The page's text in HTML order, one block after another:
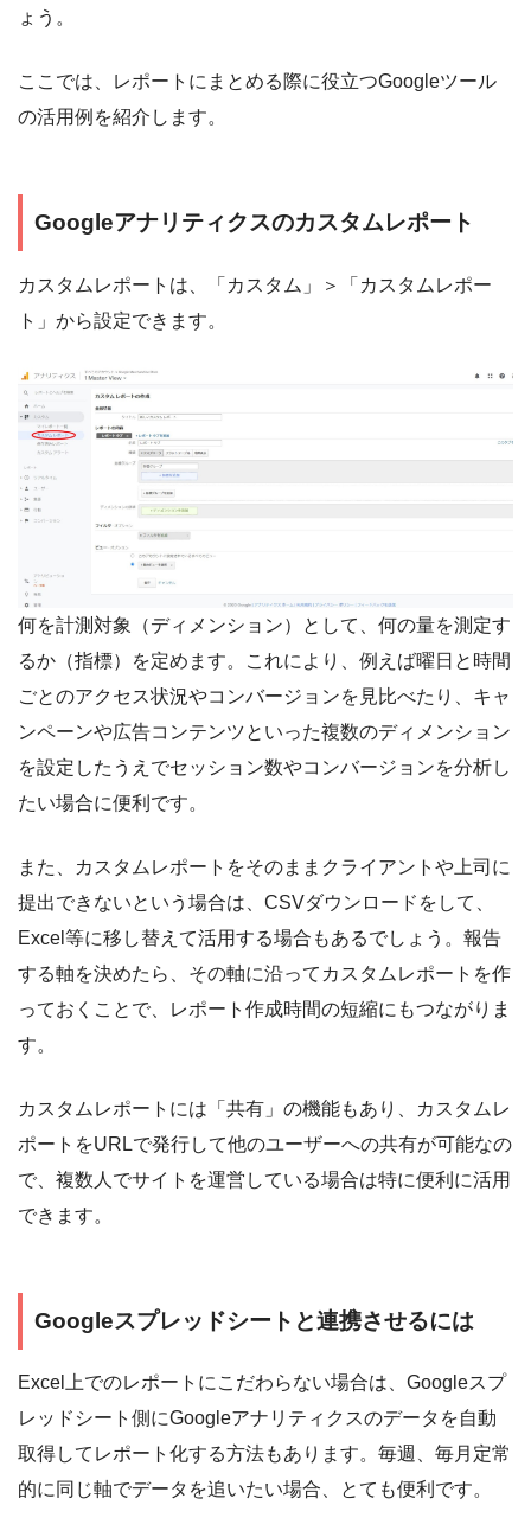
ょう。
ここでは、レポートにまとめる際に役立つGoogleツール
の活用例を紹介します。
Googleアナリティクスのカスタムレポート
カスタムレポートは、「カスタム」＞「カスタムレポー
ト」から設定できます。
何を計測対象（ディメンション）として、何の量を測定す
るか（指標）を定めます。これにより、例えば曜日と時間
ごとのアクセス状況やコンバージョンを見比べたり、キャ
ンペーンや広告コンテンツといった複数のディメンション
を設定したうえでセッション数やコンバージョンを分析し
たい場合に便利です。
また、カスタムレポートをそのままクライアントや上司に
提出できないという場合は、CSVダウンロードをして、
Excel等に移し替えて活用する場合もあるでしょう。報告
する軸を決めたら、その軸に沿ってカスタムレポートを作
っておくことで、レポート作成時間の短縮にもつながりま
す。
カスタムレポートには「共有」の機能もあり、カスタムレ
ポートをURLで発行して他のユーザーへの共有が可能なの
で、複数人でサイトを運営している場合は特に便利に活用
できます。
Googleスプレッドシートと連携させるには
Excel上でのレポートにこだわらない場合は、Googleスプ
レッドシート側にGoogleアナリティクスのデータを自動
取得してレポート化する方法もあります。毎週、毎月定常
的に同じ軸でデータを追いたい場合、とても便利です。